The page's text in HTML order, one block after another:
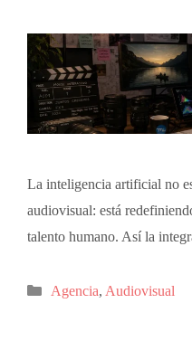
La inteligencia artificial no
audiovisual: está
talento humano. Así la
Agencia, Audiovisual